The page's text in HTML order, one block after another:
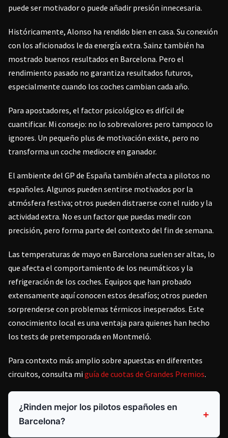
puede ser motivador o puede añadir presión innecesaria.
Históricamente, Alonso ha rendido bien en casa. Su conexión
con los aficionados le da energía extra. Sainz también ha
mostrado buenos resultados en Barcelona. Pero el
rendimiento pasado no garantiza resultados futuros,
especialmente cuando los coches cambian cada año.
Para apostadores, el factor psicológico es difícil de
cuantificar. Mi consejo: no lo sobrevalores pero tampoco lo
ignores. Un pequeño plus de motivación existe, pero no
transforma un coche mediocre en ganador.
El ambiente del GP de España también afecta a pilotos no
españoles. Algunos pueden sentirse motivados por la
atmósfera festiva; otros pueden distraerse con el ruido y la
actividad extra. No es un factor que puedas medir con
precisión, pero forma parte del contexto del fin de semana.
Las temperaturas de mayo en Barcelona suelen ser altas, lo
que afecta el comportamiento de los neumáticos y la
refrigeración de los coches. Equipos que han probado
extensamente aquí conocen estos desafíos; otros pueden
sorprenderse con problemas térmicos inesperados. Este
conocimiento local es una ventaja para quienes han hecho
los tests de pretemporada en Montmeló.
Para contexto más amplio sobre apuestas en diferentes
circuitos, consulta mi guía de cuotas de Grandes Premios.
¿Rinden mejor los pilotos españoles en
Barcelona?